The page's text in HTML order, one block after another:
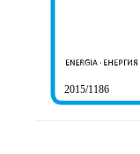
2015/1186